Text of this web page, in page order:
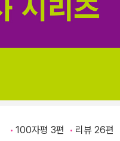
100자평 3편 리뷰 26편